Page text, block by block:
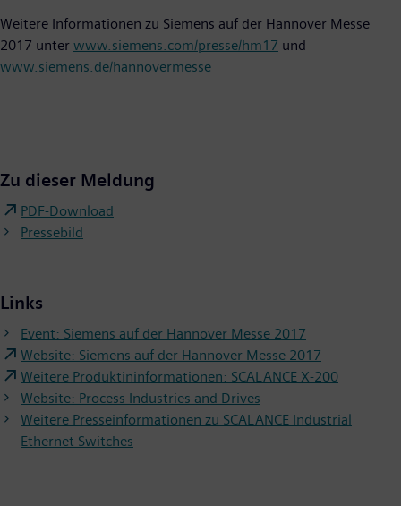
Weitere Informationen zu Siemens auf der Hannover Messe
2017 unter www.siemens.com/presse/hm17 und
www.siemens.de/hannovermesse
Zu dieser Meldung
PDF-Download
Pressebild
Links
Event: Siemens auf der Hannover Messe 2017
Website: Siemens auf der Hannover Messe 2017
Weitere Produktininformationen: SCALANCE X-200
Website: Process Industries and Drives
Weitere Presseinformationen zu SCALANCE Industrial
Ethernet Switches